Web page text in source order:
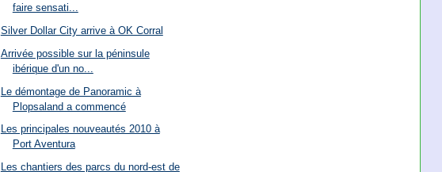
faire sensati...
Silver Dollar City arrive à OK Corral
Arrivée possible sur la péninsule
ibérique d'un no...
Le démontage de Panoramic à
Plopsaland a commencé
Les principales nouveautés 2010 à
Port Aventura
Les chantiers des parcs du nord-est de